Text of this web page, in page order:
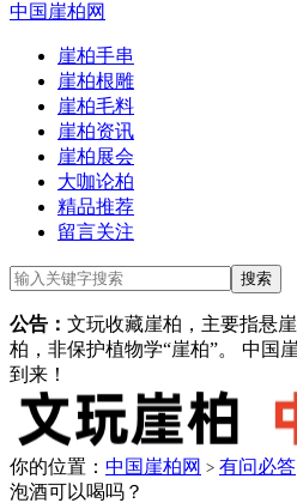
中国崖柏网
崖柏手串
崖柏根雕
崖柏毛料
崖柏资讯
崖柏展会
大咖论柏
精品推荐
留言关注
公告： 文玩收藏崖柏，主要指悬
柏，非保护植物学“崖柏”。 中国
到来！
你的位置： 中国崖柏网 > 有问必答
泡酒可以喝吗？